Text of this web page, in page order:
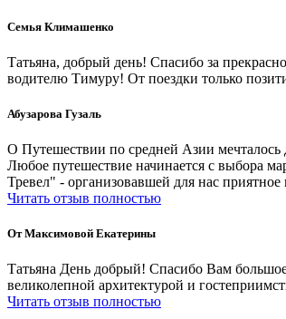
Cемья Климашенко
Татьяна, добрый день! Спасибо за
водителю Тимуру! От поездки только
Абузарова Гузаль
О Путешествии по средней Азии мечталось
Любое путешествие начинается с выбора
Тревел" - организовавшей для нас
Читать отзыв полностью
От Максимовой Екатерины
Татьяна День добрый! Спасибо Вам
великолепной архитектурой и
Читать отзыв полностью